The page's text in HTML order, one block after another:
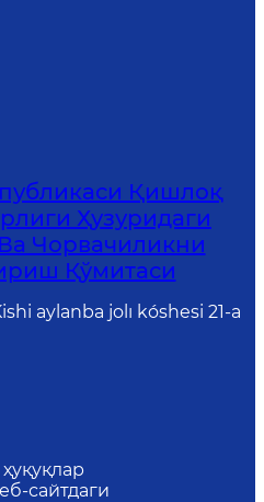
Қишлоқ
Ҳузуридаги
Чорвачиликни
Қўмитаси
aylanba jolı kóshesi 21-a
сайтдаги